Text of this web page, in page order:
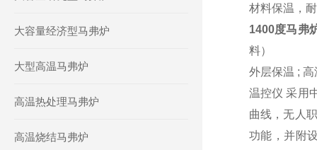
大容量经济型马弗炉
大型高温马弗炉
高温热处理马弗炉
高温烧结马弗炉
材料保温，
1400度马弗
料）
外层保温 ;
温控仪 采用
曲线，无人
功能，并附